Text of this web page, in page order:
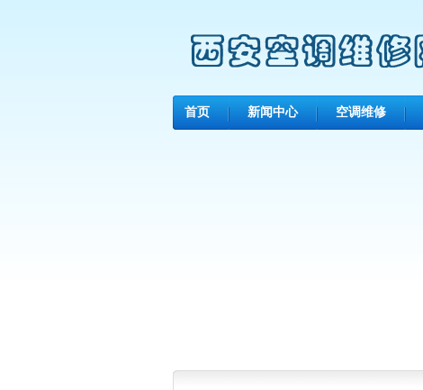
首页 新闻中心 空调维修